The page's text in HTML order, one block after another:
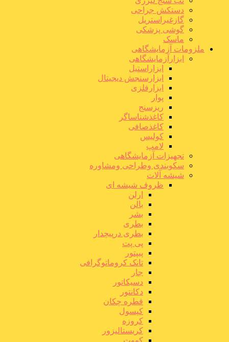
دستکش جراحی
گازغیراستریل
گوشی پزشکی
ماسک
ملزومات آزمایشگاهی
ابزارآزمایشگاهی
ابزاراستیل
ابزارسنجش دیجیتال
ابزارفلزی
پوار
ریزسنج
کاغذشناساگر
کاغذصافی
کولیس
لامپ
تجهیزات آزمایشگاهی
سکوبندی وطراحی ومشاوره
شیشه آلات
ظروف شیشه ای
ارلن
بالن
بشر
بطری
بطری درپیچدار
پی پت
پیپتور
تانک کروماتوگرافی
جار
دسیکاتور
دکانتور
قطره چکان
کپسول
کروزه
کریستالیزور
کووت